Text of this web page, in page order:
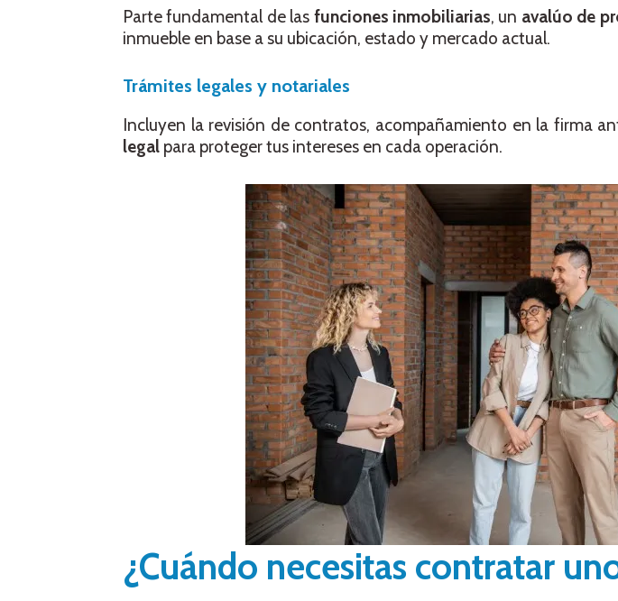
Parte fundamental de las funciones inmobiliarias, un avalúo de
inmueble en base a su ubicación, estado y mercado actual.
Trámites legales y notariales
Incluyen la revisión de contratos, acompañamiento en la firma
legal para proteger tus intereses en cada operación.
¿Cuándo necesitas contratar